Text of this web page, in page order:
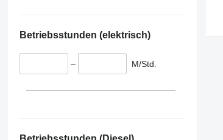
Betriebsstunden (elektrisch)
– M/Std.